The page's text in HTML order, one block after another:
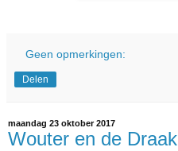
Geen opmerkingen:
Delen
maandag 23 oktober 2017
Wouter en de Draak